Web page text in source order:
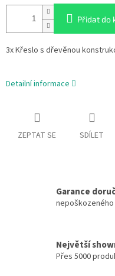
Přidat do
3x Křeslo s dřevěnou
Detailní informace
ZEPTAT SE SDÍLET
Garance
Největší
Přes 5000